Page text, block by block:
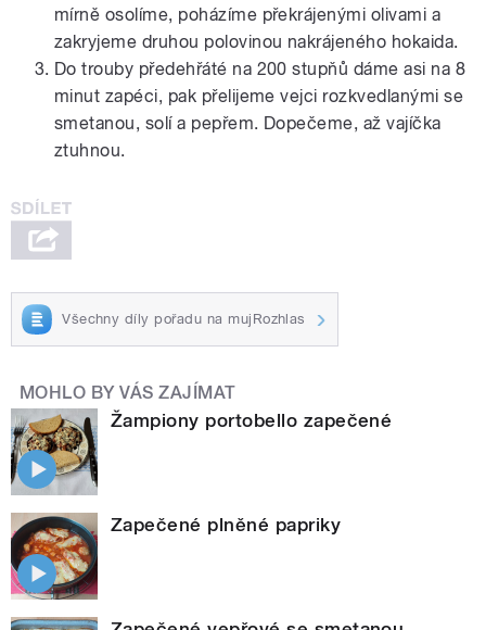
mírně osolíme, poházíme překrájenými olivami a
zakryjeme druhou polovinou nakrájeného hokaida.
Do trouby předehřáté na 200 stupňů dáme asi na 8
minut zapéci, pak přelijeme vejci rozkvedlanými se
smetanou, solí a pepřem. Dopečeme, až vajíčka
ztuhnou.
Všechny díly pořadu na mujRozhlas
MOHLO BY VÁS ZAJÍMAT
Žampiony portobello zapečené
Zapečené plněné papriky